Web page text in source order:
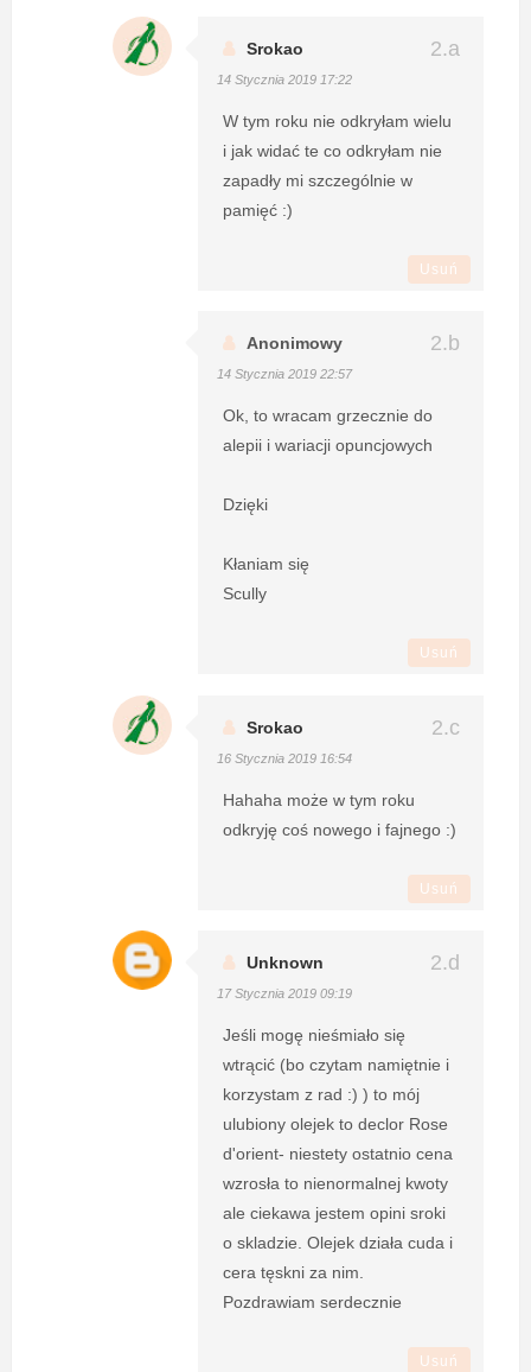
Srokao
14 Stycznia 2019 17:22
W tym roku nie odkryłam wielu
i jak widać te co odkryłam nie
zapadły mi szczególnie w
pamięć :)
Usuń
Anonimowy
14 Stycznia 2019 22:57
Ok, to wracam grzecznie do
alepii i wariacji opuncjowych
Dzięki
Kłaniam się
Scully
Usuń
Srokao
16 Stycznia 2019 16:54
Hahaha może w tym roku
odkryję coś nowego i fajnego :)
Usuń
Unknown
17 Stycznia 2019 09:19
Jeśli mogę nieśmiało się
wtrącić (bo czytam namiętnie i
korzystam z rad :) ) to mój
ulubiony olejek to declor Rose
d'orient- niestety ostatnio cena
wzrosła to nienormalnej kwoty
ale ciekawa jestem opini sroki
o skladzie. Olejek działa cuda i
cera tęskni za nim.
Pozdrawiam serdecznie
Usuń